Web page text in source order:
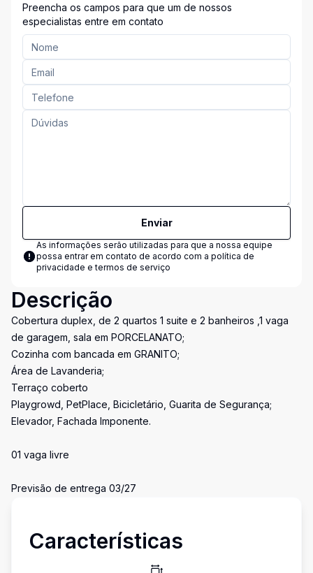
Preencha os campos para que um de nossos
especialistas entre em contato
Enviar
As informações serão utilizadas para que a nossa equipe
possa entrar em contato de acordo com a política de
privacidade e termos de serviço
Descrição
Cobertura duplex, de 2 quartos 1 suite e 2 banheiros ,1 vaga
de garagem, sala em PORCELANATO;
Cozinha com bancada em GRANITO;
Área de Lavanderia;
Terraço coberto
Playgrowd, PetPlace, Bicicletário, Guarita de Segurança;
Elevador, Fachada Imponente.
01 vaga livre
Previsão de entrega 03/27
Características